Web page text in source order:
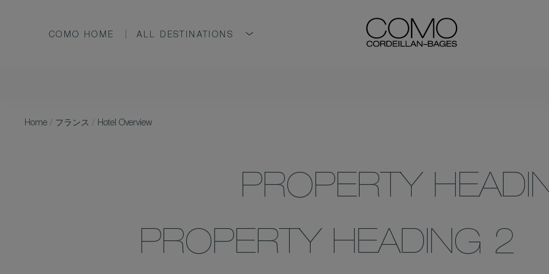
COMO HOME ALL DESTINATIONS
Home / フランス / Hotel Overview
PROPERTY
PROPERTY HEADING 2